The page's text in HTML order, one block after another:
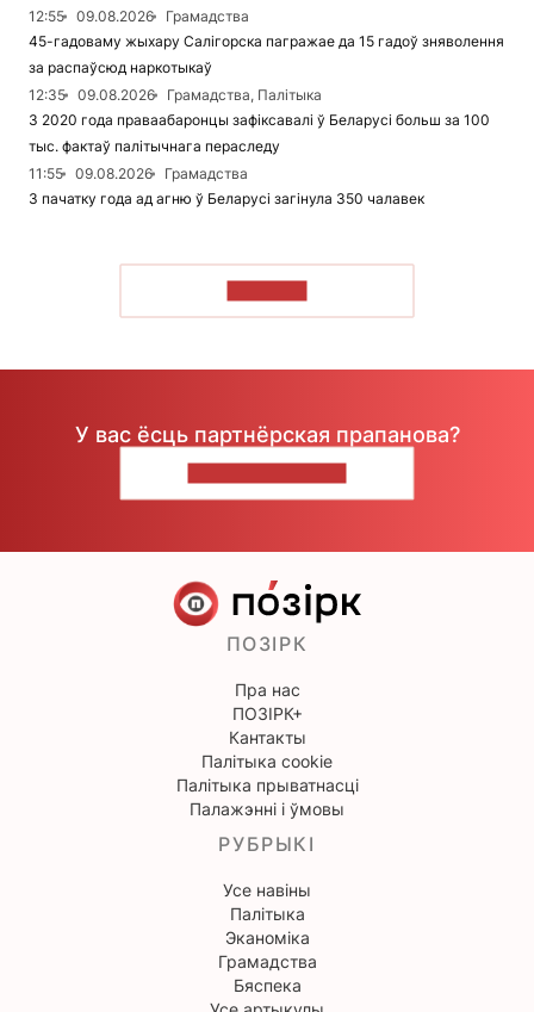
12:55
09.08.2026
Грамадства
45-гадоваму жыхару Салігорска пагражае да 15 гадоў зняволення
за распаўсюд наркотыкаў
12:35
09.08.2026
Грамадства, Палітыка
З 2020 года праваабаронцы зафіксавалі ў Беларусі больш за 100
тыс. фактаў палітычнага пераследу
11:55
09.08.2026
Грамадства
З пачатку года ад агню ў Беларусі загінула 350 чалавек
У вас ёсць партнёрская прапанова?
ПОЗІРК
Пра нас
ПОЗІРК+
Кантакты
Палітыка cookie
Палітыка прыватнасці
Палажэнні і ўмовы
РУБРЫКІ
Усе навіны
Палітыка
Эканоміка
Грамадства
Бяспека